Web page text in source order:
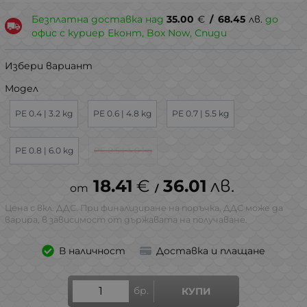
Безплатна доставка над 35.00 € / 68.45 лв. до
офис с куриер Еконт, Box Now, Спиди
Избери вариант
Модел
PE 0.4 | 3.2 kg PE 0.6 | 4.8 kg PE 0.7 | 5.5 kg
PE 0.8 | 6.0 kg PE 0.5 | 4.0 kg
18.41 € / 36.01 лв.
Цена с вкл. ДДС. При финализиране на поръчка, ДДС може да
варира, в зависимост от държавата на получаване.
В наличност Доставка и плащане
бр. КУПИ